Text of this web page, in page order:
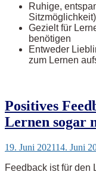
Ruhige,
Gezielt für
benötigen
Entweder
zum Lernen
Positives
Lernen sogar
19. Juni 202114. Juni
Feedback ist für den